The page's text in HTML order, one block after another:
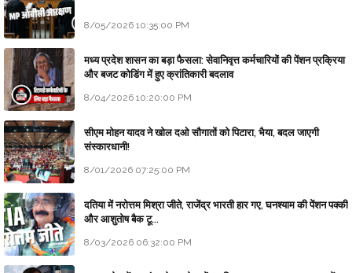
8/05/2026 10:35:00 PM
मध्य प्रदेश शासन का बड़ा फैसला: सेवानिवृत्त कर्मचारियों की पेंशन प्रक्रिया
और बजट कोडिंग में हुए क्रांतिकारी बदलाव
8/04/2026 10:20:00 PM
सीएम मोहन यादव ने खोल दओ सौगातों को पिटारा, भैया, बदल जाएगी
संस्कारधानी!
8/01/2026 07:25:00 PM
दतिया में नरोत्तम मिश्रा जीते, राजेंद्र भारती हार गए, घनश्याम की पेंशन पक्की
और आशुतोष बैक टू...
8/03/2026 06:32:00 PM